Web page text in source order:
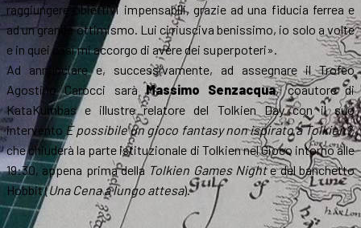
raggiungere obiettivi impensabili, grazie ad una fiducia ferrea e
ad un grande ottimismo. Lui ci riusciva benissimo, io solo a volte
e in quei casi mi accorgo di avere dei superpoteri».
Ad annunciare e, successivamente, ad assegnare il Trofeo
Agostino Carocci saràMassimo Senzacqua, coautore di
KataKumbas e illustre relatore del Tolkien Day con il suo
intervento È possibile un gioco fantasy non ispirato a Tolkien?,
che chiuderà la parte istituzionale di Tolkien nel Gioco intorno alle
19:30, appena prima della Tolkien Games Nighte del banchetto
Hobbit (Una Cena a lungo attesa).